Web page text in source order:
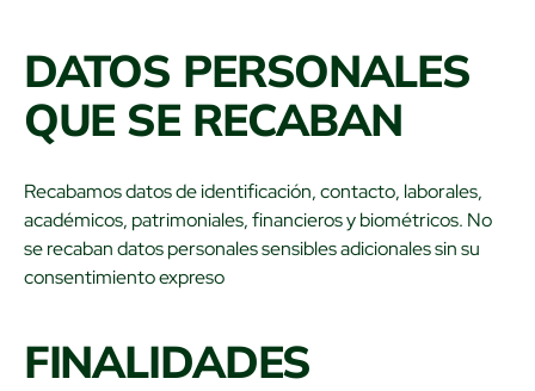
DATOS PERSONALES
QUE SE RECABAN
Recabamos datos de identificación, contacto, laborales,
académicos, patrimoniales, financieros y biométricos. No
se recaban datos personales sensibles adicionales sin su
consentimiento expreso
FINALIDADES